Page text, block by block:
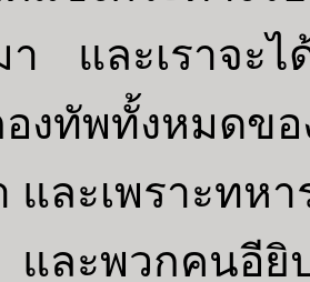
า และเราจะ
องทัพทั้งหมดข
และเพราะทห
ละพวกคนอียิป